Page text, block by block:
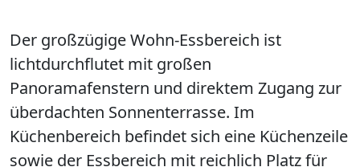
Der großzügige Wohn-Essbereich ist
lichtdurchflutet mit großen
Panoramafenstern und direktem Zugang zur
überdachten Sonnenterrasse. Im
Küchenbereich befindet sich eine Küchenzeile
sowie der Essbereich mit reichlich Platz für